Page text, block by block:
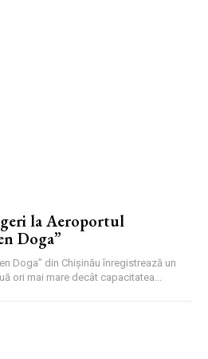
la Aeroportul
Doga”
Doga” din Chișinău înregistrează un
ori mai mare decât capacitatea...